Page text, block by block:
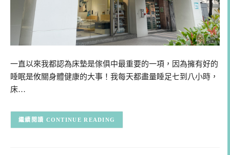
一直以來我都認為床墊是傢俱中最重要的一項，因為擁有好的
睡眠是攸關身體健康的大事！我每天都盡量睡足七到八小時，
床…
CONTINUE READING